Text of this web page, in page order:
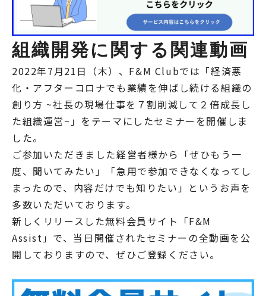
組織開発に関する関連動画
2022年7月21日（木）、F&M Clubでは「経済悪
化・アフターコロナでも業績を伸ばし続ける組織の
創り方 ~社長の現場仕事を７割削減して２倍成長し
た組織運営~」をテーマにしたセミナーを開催しま
した。
ご参加いただきました経営者様から「ぜひもう一
度、聞いてみたい」「急用で参加できなくなってし
まったので、内容だけでも知りたい」というお声を
多数いただいております。
新しくリリースした無料会員サイト「F&M
Assist」で、当日開催されたセミナーの全動画を公
開しておりますので、ぜひご登録ください。